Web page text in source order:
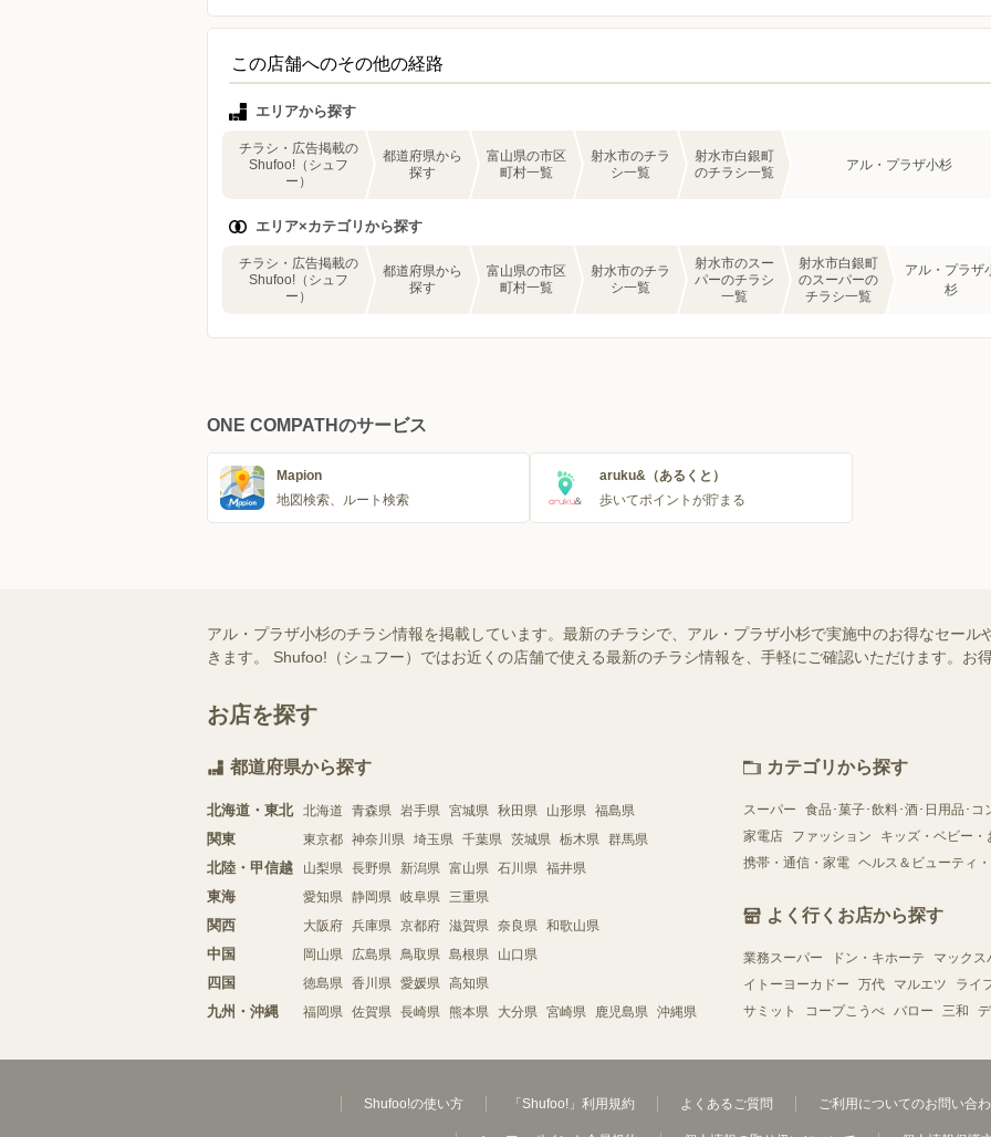
この店舗へのその他の経路
エリアから探す
チラシ・広告掲載の
Shufoo!（シュフ
ー）
都道府県から
探す
富山県の市区
町村一覧
射水市のチラ
シ一覧
射水市白銀町
のチラシ一覧
アル・プラザ小杉
エリア×カテゴリから探す
チラシ・広告掲載の
Shufoo!（シュフ
ー）
都道府県から
探す
富山県の市区
町村一覧
射水市のチラ
シ一覧
射水市のスー
パーのチラシ
一覧
射水市白銀町
のスーパーの
チラシ一覧
アル・プラザ
杉
ONE COMPATHのサービス
Mapion
地図検索、ルート検索
aruku&（あるくと）
歩いてポイントが貯まる
アル・プラザ小杉のチラシ情報を掲載しています。最新のチラシで、アル・プラザ小杉で実施中のお得なセー
きます。 Shufoo!（シュフー）ではお近くの店舗で使える最新のチラシ情報を、手軽にご確認いただけます。お
お店を探す
都道府県から探す
北海道・東北 北海道 青森県 岩手県 宮城県 秋田県 山形県 福島県
関東 東京都 神奈川県 埼玉県 千葉県 茨城県 栃木県 群馬県
北陸・甲信越 山梨県 長野県 新潟県 富山県 石川県 福井県
東海 愛知県 静岡県 岐阜県 三重県
関西 大阪府 兵庫県 京都府 滋賀県 奈良県 和歌山県
中国 岡山県 広島県 鳥取県 島根県 山口県
四国 徳島県 香川県 愛媛県 高知県
九州・沖縄 福岡県 佐賀県 長崎県 熊本県 大分県 宮崎県 鹿児島県 沖縄県
カテゴリから探す
スーパー 食品･菓子･飲料･酒･日用品･コ
家電店
ファッション キッズ・ベビー・
携帯・通信・家電 ヘルス＆ビューティ
よく行くお店から探す
業務スーパー ドン・キホーテ マックス
イトーヨーカドー
万代 マルエツ ライ
サミット
コープこうべ バロー 三和
Shufoo!の使い方 「Shufoo!」利用規約 よくあるご質問 ご利用についてのお問い合